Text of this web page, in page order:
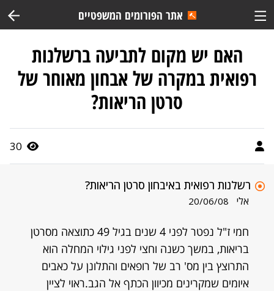
אתר הפורומים המשפטיים
האם יש מקום לתביעה ברשלנות
רפואית במקרה של אבחון מאוחר של
סרטן הריאות?
30
רשלנות רפואית באיבחון סרטן הריאות?
אלי 20/06/08
חמי ז"ל נפטר לפני 4 שנים בגיל 49 כתוצאה מסרטן
בריאות, במשך כשנה וחצי לפני גילוי המחלה הוא
התרוצץ בין מס' רב של רופאים והתלונן על כאבים
איומים שמקרינים מכיוון הכתף אל הגב.ראוי לציין